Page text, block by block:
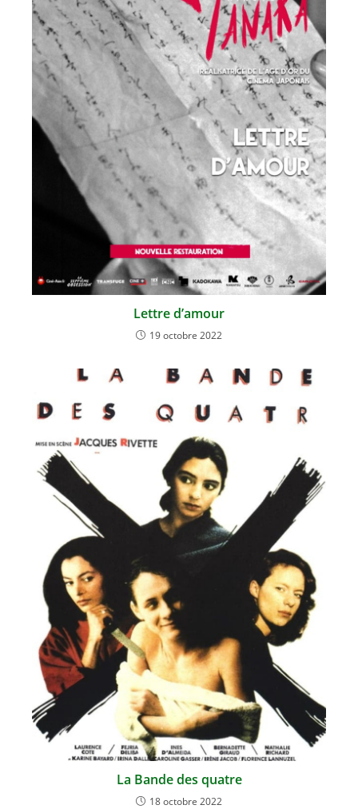
Lettre d’amour
19 octobre 2022
La Bande des quatre
18 octobre 2022